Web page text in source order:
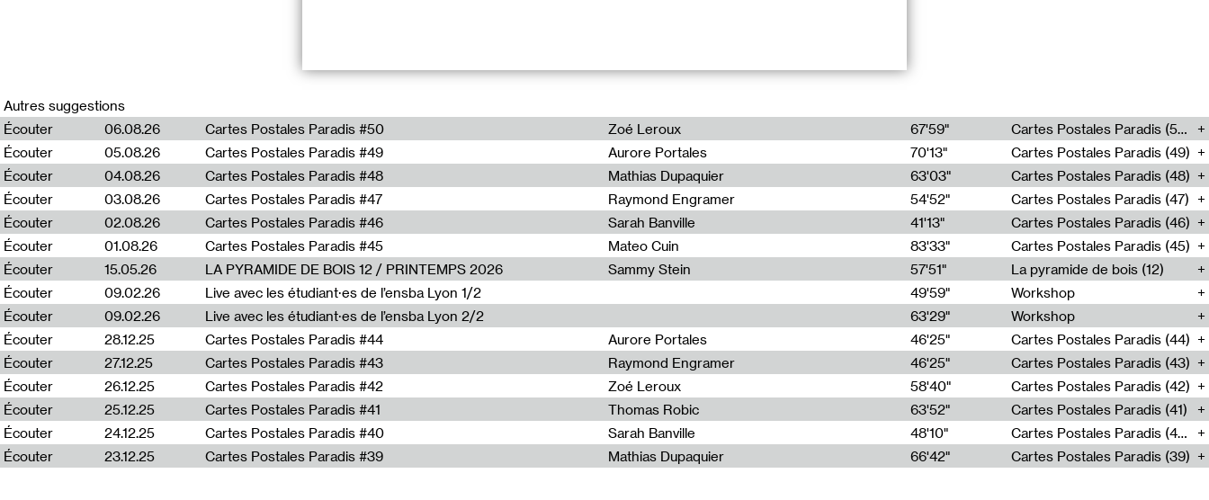
Greg Buffier -Sainte-Barbe
An Intimate Conflict, My Disco
Carbon Cycles
Storii di pisci
Phase 1, Slagman
Shape Lifter
Heard by Stones
Asphodel Mansions, Black to Comm
Rossi Aldo, Geinst Naït
Qosmos , Somaticae
Prima, Or OR
Une playlist proposée par Greg Buffier sur une invitation de Camille Richert.
En relation
Duuûment musique : Marouchka Payen
60'51"
Duuûment musique : Jérôme Denis
57'50"
Autres suggestions
Écouter
06.08.26 Cartes Postales Paradis #50 Zoé Leroux 67'59"
Cartes Postales Paradis (50)
Écouter
05.08.26 Cartes Postales Paradis #49 Aurore Portales 70'13"
Cartes Postales Paradis (49)
Écouter
04.08.26 Cartes Postales Paradis #48 Mathias Dupaquier 63'03"
Cartes Postales Paradis (48)
Écouter
03.08.26 Cartes Postales Paradis #47 Raymond Engramer 54'52"
Cartes Postales Paradis (47)
Écouter
02.08.26 Cartes Postales Paradis #46 Sarah Banville 41'13"
Cartes Postales Paradis (46)
Écouter
01.08.26 Cartes Postales Paradis #45 Mateo Cuin 83'33"
Cartes Postales Paradis (45)
Écouter
15.05.26 LA PYRAMIDE DE BOIS 12 / PRINTEMPS 2026 Sammy Stein 57'51"
La pyramide de bois (12)
Écouter
09.02.26 Live avec les étudiant·es de l’ensba Lyon 1/2 49'59"
Workshop
Écouter
09.02.26 Live avec les étudiant·es de l’ensba Lyon 2/2 63'29"
Workshop
Écouter
28.12.25 Cartes Postales Paradis #44 Aurore Portales 46'25"
Cartes Postales Paradis (44)
Écouter
27.12.25 Cartes Postales Paradis #43 Raymond Engramer 46'25"
Cartes Postales Paradis (43)
Écouter
26.12.25 Cartes Postales Paradis #42 Zoé Leroux 58'40"
Cartes Postales Paradis (42)
Écouter
25.12.25 Cartes Postales Paradis #41 Thomas Robic 63'52"
Cartes Postales Paradis (41)
Écouter
24.12.25 Cartes Postales Paradis #40 Sarah Banville 48'10"
Cartes Postales Paradis (40)
Écouter
23.12.25 Cartes Postales Paradis #39 Mathias Dupaquier 66'42" Cartes Postales Paradis (39)